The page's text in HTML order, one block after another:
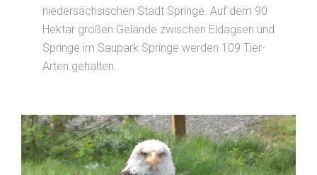
niedersächsischen Stadt Springe. Auf dem 90
Hektar großen Gelände zwischen Eldagsen und
Springe im Saupark Springe werden 109 Tier-
Arten gehalten.